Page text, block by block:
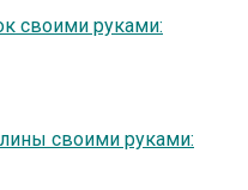
своими руками:
своими руками: